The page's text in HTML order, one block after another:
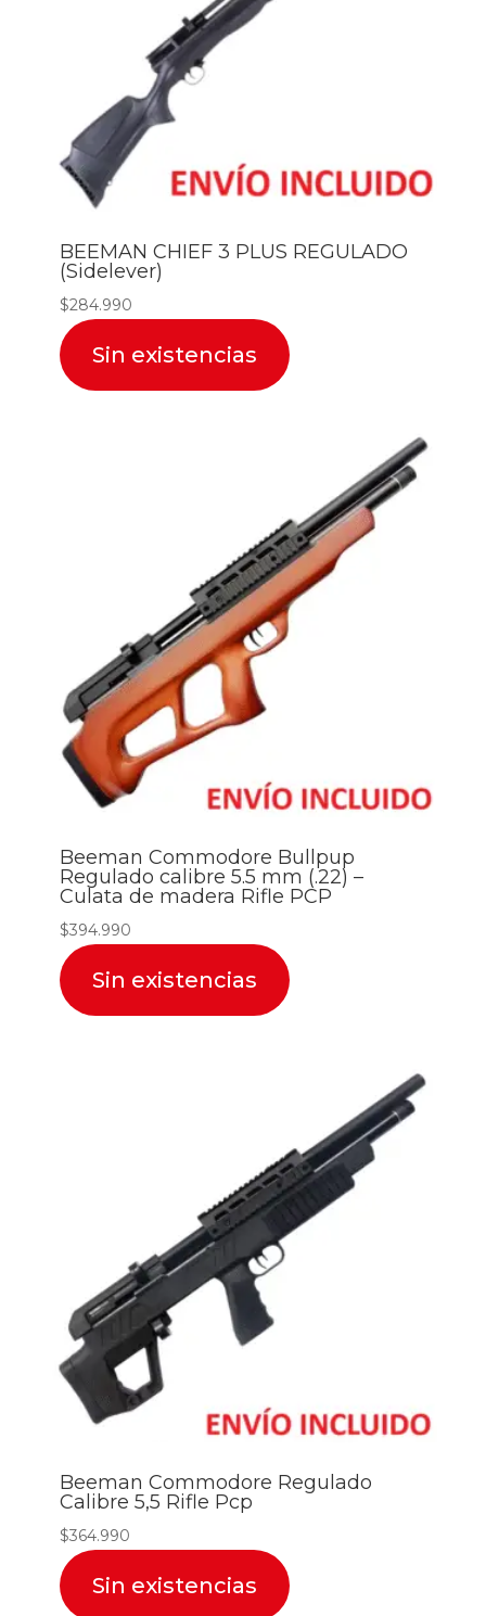
BEEMAN CHIEF 3 PLUS REGULADO
(Sidelever)
$284.990
Sin existencias
Beeman Commodore Bullpup
Regulado calibre 5.5 mm (.22) –
Culata de madera Rifle PCP
$394.990
Sin existencias
Beeman Commodore Regulado
Calibre 5,5 Rifle Pcp
$364.990
Sin existencias